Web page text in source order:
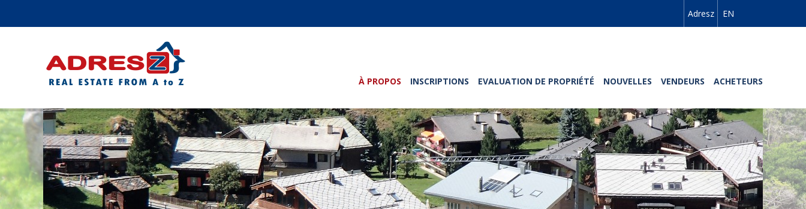
Adresz EN
À PROPOS INSCRIPTIONS EVALUATION DE PROPRIÉTÉ NOUVELLES VENDEURS ACHETEURS